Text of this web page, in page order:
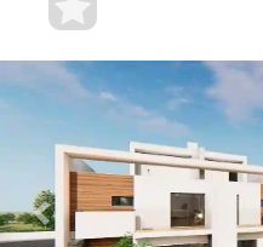
Contacten
Voorwaarden
Getuigenissen
Rechten
opPrevious